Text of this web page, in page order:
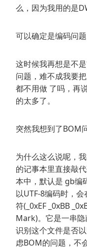
么，因为我用的是
可以确定是编码问题
这时候我再想是不
问题，难不成我要
都不用做 了吗，再
的太多了。
突然我想到了BOM
为什么这么说呢，
的记事本里直接敲
本中，默认是 gb编
以UTF-8编码时，
符(_0xEF _0xBB
Mark)。它是一串
识别这个文件是否
虑BOM的问题，不